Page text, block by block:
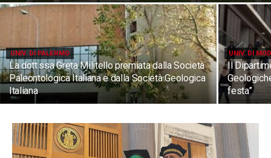
UNIV. DI PALERMO
La dott.ssa Greta Militello premiata dalla Società
Paleontologica Italiana e dalla Società Geologica
Italiana
UNIV. DI
Il
festa”